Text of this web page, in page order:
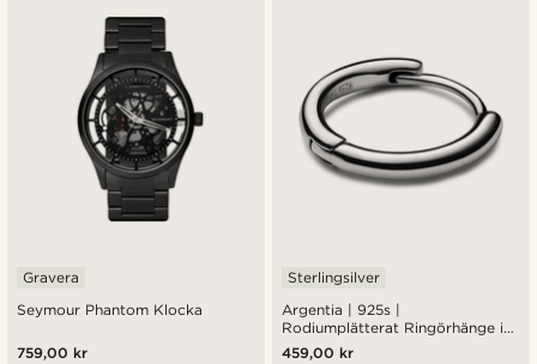
Seymour Phantom Klocka
Gravera
759,00 kr
Argentia | 925s |
Rodiumplätterat Ringörhänge i
Sterlingsilver
Sterlingsilver
459,00 kr